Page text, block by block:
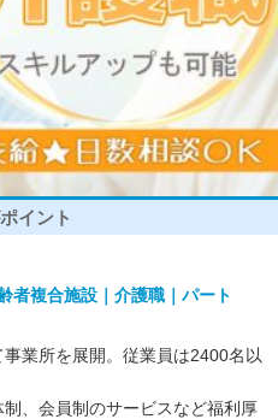
イント
者複合施設｜介護職｜パート
業所を展開。従業員は2400名以
、会員制のサービスなど福利厚